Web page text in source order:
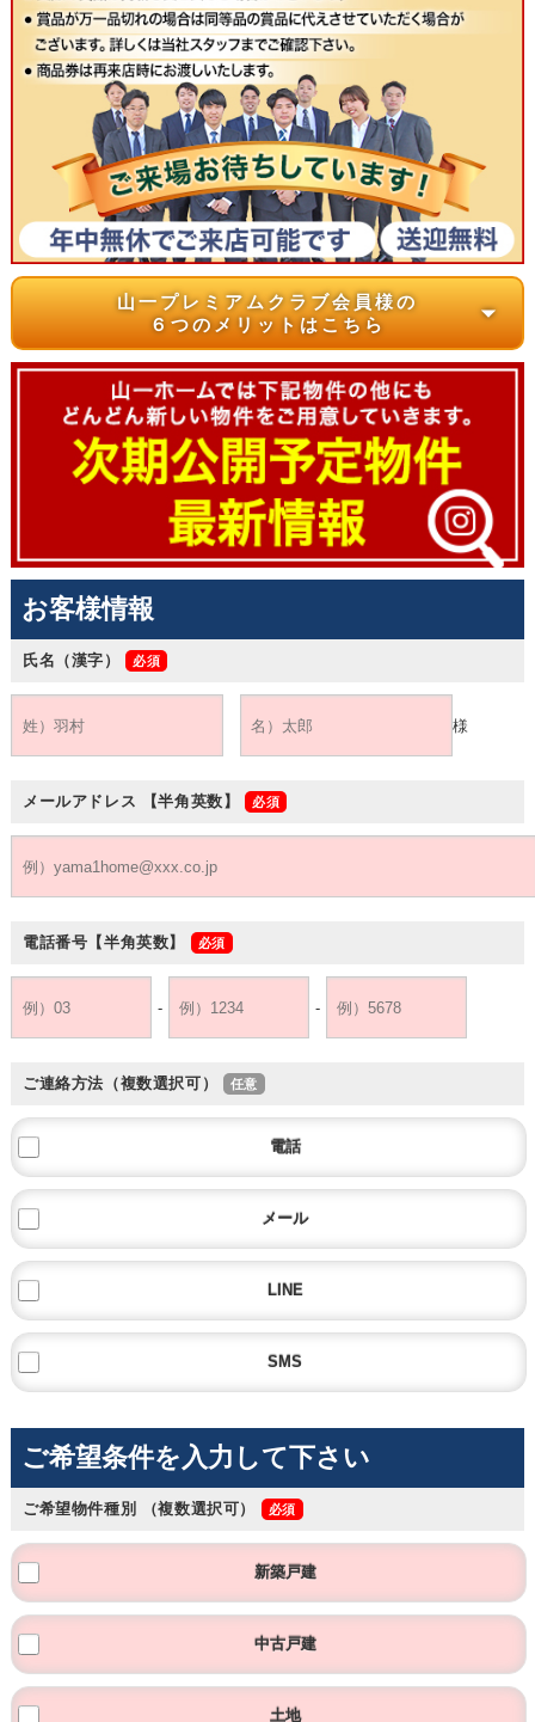
山一プレミアムクラブ会員様の
６つのメリットはこちら
arrow_drop_down
お客様情報
氏名（漢字）
様
メールアドレス 【半角英数】
電話番号 【半角英数】
- -
ご連絡方法（複数選択可）
電話
メール
LINE
SMS
ご希望条件を入力して下さい
ご希望物件種別 （複数選択可）
新築戸建
中古戸建
土地